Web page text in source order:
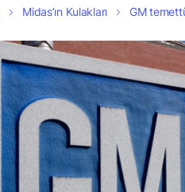
Midas’ın Kulakları GM